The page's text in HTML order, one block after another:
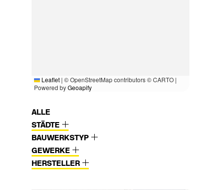
Leaflet | © OpenStreetMap contributors © CARTO |
Powered byGeoapify
ALLE
STÄDTE
BAUWERKSTYP
GEWERKE
HERSTELLER